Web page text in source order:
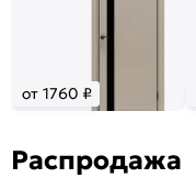
от 1760 ₽
Распродажа